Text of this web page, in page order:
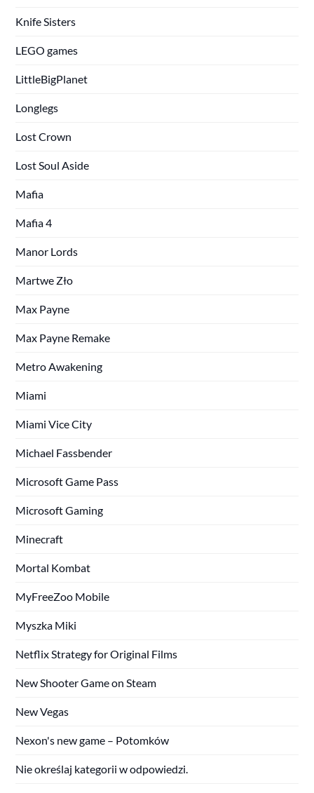
Knife Sisters
LEGO games
LittleBigPlanet
Longlegs
Lost Crown
Lost Soul Aside
Mafia
Mafia 4
Manor Lords
Martwe Zło
Max Payne
Max Payne Remake
Metro Awakening
Miami
Miami Vice City
Michael Fassbender
Microsoft Game Pass
Microsoft Gaming
Minecraft
Mortal Kombat
MyFreeZoo Mobile
Myszka Miki
Netflix Strategy for Original Films
New Shooter Game on Steam
New Vegas
Nexon's new game – Potomków
Nie określaj kategorii w odpowiedzi.